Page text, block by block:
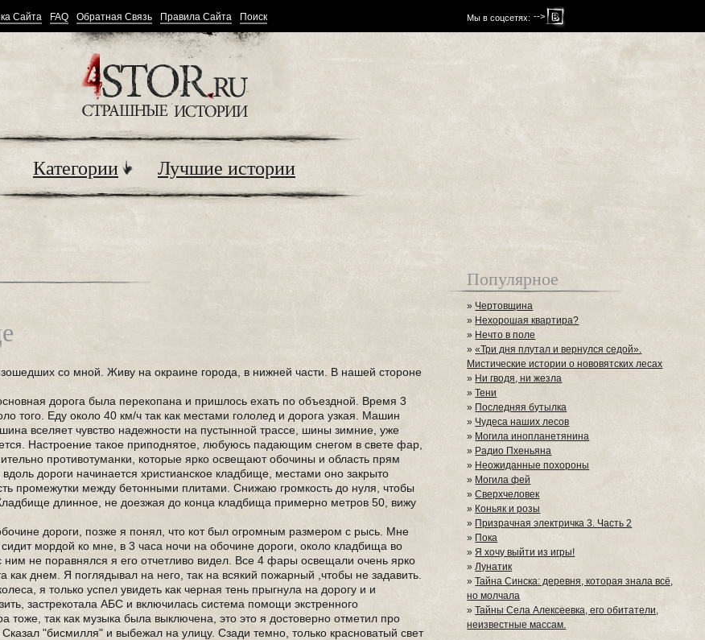
Мы в соцсетях: -->
Сайта FAQ Обратная Связь Правила Сайта Поиск
Категории Лучшие истории
со мной. Живу на окраине города, в нижней части. В нашей стороне
дорога была перекопана и пришлось ехать по объездной. Время 3
того. Еду около 40 км/ч так как местами гололед и дорога узкая. Машин
вселяет чувство надежности на пустынной трассе, шины зимние, уже
Настроение такое приподнятое, любуюсь падающим снегом в свете фар,
противотуманки, которые ярко освещают обочины и область прям
дороги начинается христианское кладбище, местами оно закрыто
промежутки между бетонными плитами. Снижаю громкость до нуля, чтобы
длинное, не доезжая до конца кладбища примерно метров 50, вижу
дороги, позже я понял, что кот был огромным размером с рысь. Мне
мордой ко мне, в 3 часа ночи на обочине дороги, около кладбища во
ним не поравнялся я его отчетливо видел. Все 4 фары освещали очень ярко
днем. Я поглядывал на него, так на всякий пожарный ,чтобы не задавить.
я только успел увидеть как черная тень прыгнула на дорогу и и
застрекотала АБС и включилась система помощи экстренного
тоже, так как музыка была выключена, это это я достоверно отметил про
"бисмилля" и выбежал на улицу. Сзади темно, только красноватый свет
Популярное
» Чертовщина
» Нехорошая квартира?
» Нечто в поле
»«Три дня плутал и вернулся седой».
Мистические истории о нововятских лесах
» Ни гводя, ни жезла
»Тени
» Последняя бутылка
» Чудеса наших лесов
» Могила инопланетянина
» Радио Пхеньяна
» Неожиданные похороны
» Могила фей
»Сверхчеловек
» Коньяк и розы
» Призрачная электричка 3. Часть 2
» Пока
»Я хочу выйти из игры!
»Лунатик
»Тайна Синска: деревня, которая знала всё,
но молчала
»Тайны Села Алексеевка, его обитатели,
неизвестные массам.